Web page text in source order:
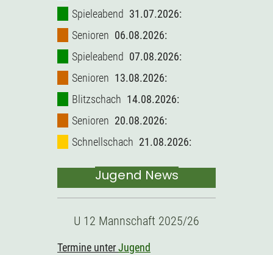
31.07.2026:
Spieleabend
06.08.2026:
Senioren
07.08.2026:
Spieleabend
13.08.2026:
Senioren
14.08.2026:
Blitzschach
20.08.2026:
Senioren
21.08.2026:
Schnellschach
Jugend News
U 12 Mannschaft 2025/26
Termine unterJugend